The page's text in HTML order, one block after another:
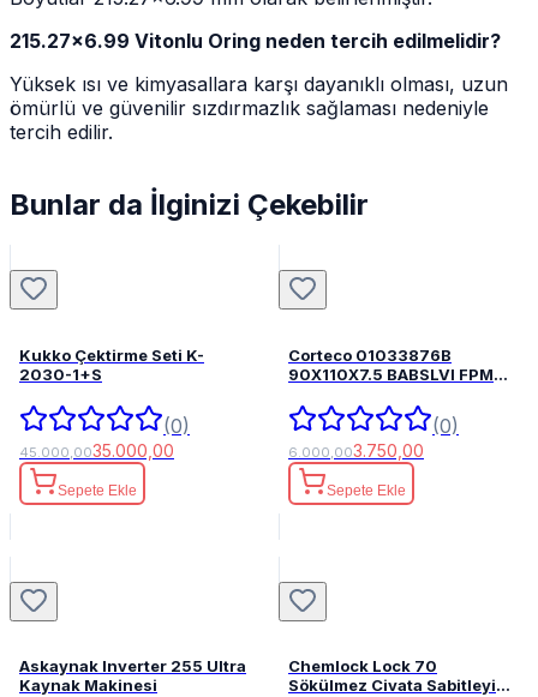
215.27x6.99 Vitonlu Oring neden tercih edilmelidir?
Yüksek ısı ve kimyasallara karşı dayanıklı olması, uzun
ömürlü ve güvenilir sızdırmazlık sağlaması nedeniyle
tercih edilir.
Bunlar da İlginizi Çekebilir
Kukko Çektirme Seti K-
2030-1+S
(0)
45.000,0035.000,00
Sepete Ekle
Corteco 01033876B
90X110X7.5 BABSLVI FPM
(0)
6.000,003.750,00
Sepete Ekle
Askaynak Inverter 255 Ultra
Kaynak Makinesi
Chemlock Lock 70
Sökülmez Civata Sabitleyici